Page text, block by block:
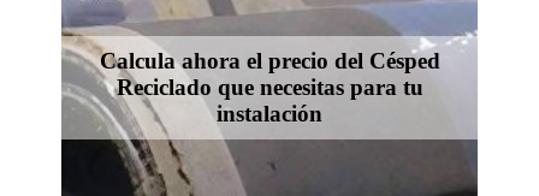
Calcula ahora el precio del Césped
Reciclado que necesitas para tu
instalación